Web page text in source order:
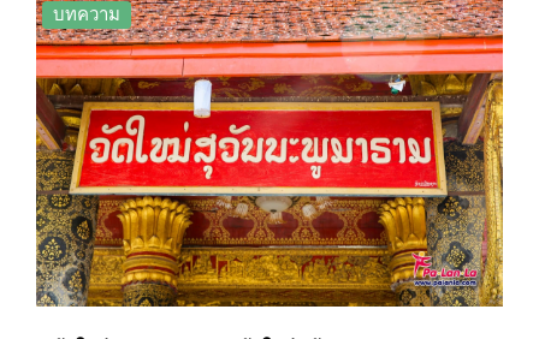
ของชาวหลวงพระบางได้ดี
บทความ